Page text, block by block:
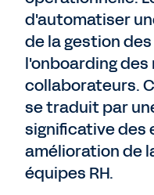
d'automatiser
de la gestion
l'onboarding des
collaborateurs.
se traduit par
significative des
amélioration de
équipes RH.